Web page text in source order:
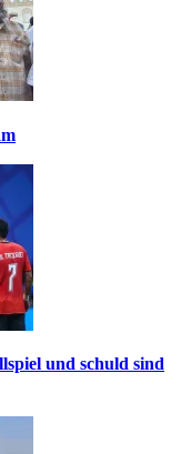
und schuld sind